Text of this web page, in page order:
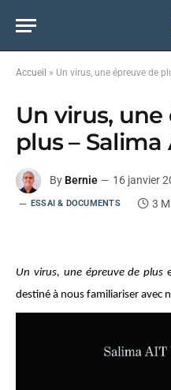
Accueil » Un virus, une épreuve de
Un virus,
plus – Salima
By Bernie 16 janvier
ESSAI & DOCUMENTS 3
Un virus, une épreuve de plus
destiné à nous familiariser avec